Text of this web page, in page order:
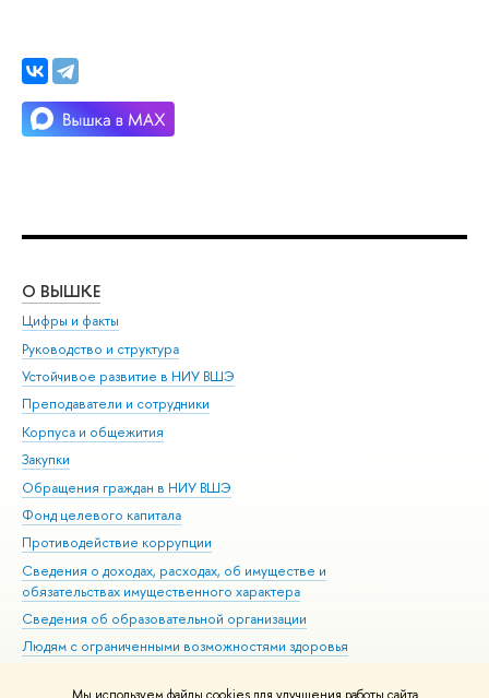
О ВЫШКЕ
Цифры и факты
Руководство и структура
Устойчивое развитие в НИУ ВШЭ
Преподаватели и сотрудники
Корпуса и общежития
Закупки
Обращения граждан в НИУ ВШЭ
Фонд целевого капитала
Противодействие коррупции
Сведения о доходах, расходах, об имуществе и
обязательствах имущественного характера
Сведения об образовательной организации
Людям с ограниченными возможностями здоровья